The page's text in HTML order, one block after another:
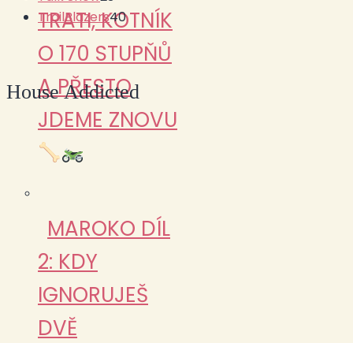
TRATI, KOTNÍK
O 170 STUPŇŮ
A PŘESTO
JDEME ZNOVU
MAROKO DÍL
2: KDY
IGNORUJEŠ
DVĚ
TrailBlazers40
House Addicted